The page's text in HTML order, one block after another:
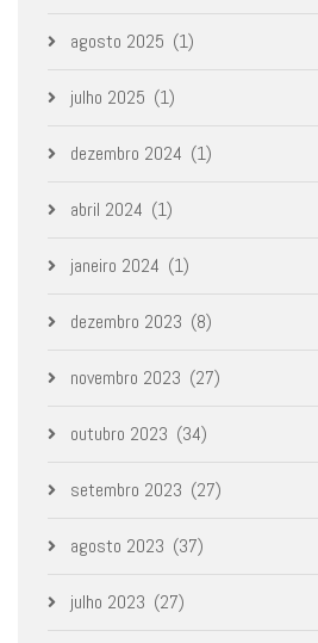
agosto 2025 (1)
julho 2025 (1)
dezembro 2024 (1)
abril 2024 (1)
janeiro 2024 (1)
dezembro 2023 (8)
novembro 2023 (27)
outubro 2023 (34)
setembro 2023 (27)
agosto 2023 (37)
julho 2023 (27)